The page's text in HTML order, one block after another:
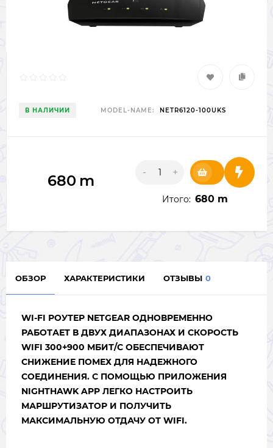
В НАЛИЧИИ MODEL-NAME: NETR6120-100UKS
680 m - +
Итого: 680 m
ОБЗОР ХАРАКТЕРИСТИКИ ОТЗЫВЫ 0
WI-FI РОУТЕР NETGEAR ОДНОВРЕМЕННО
РАБОТАЕТ В ДВУХ ДИАПАЗОНАХ И СКОРОСТЬ
WIFI 300+900 МБИТ/С ОБЕСПЕЧИВАЮТ
СНИЖЕНИЕ ПОМЕХ ДЛЯ НАДЕЖНОГО
СОЕДИНЕНИЯ. С ПОМОЩЬЮ ПРИЛОЖЕНИЯ
NIGHTHAWK APP ЛЕГКО НАСТРОИТЬ
МАРШРУТИЗАТОР И ПОЛУЧИТЬ
МАКСИМАЛЬНУЮ ОТДАЧУ ОТ WIFI.